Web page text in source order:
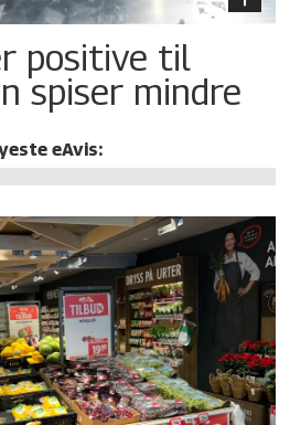
positive til
spiser mindre
eAvis: